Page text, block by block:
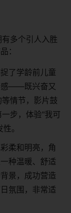
多个引人入胜
：
了学龄前儿童
感——既兴奋又
情节，影片鼓
步，体验"我可
。
柔和明亮，角
种温暖、舒适
景，成功营造
氛围，非常适